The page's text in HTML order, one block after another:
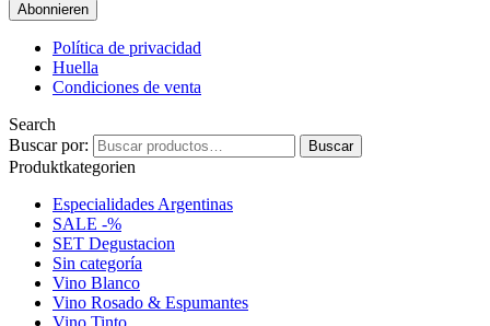
Política de privacidad
Huella
Condiciones de venta
Search
Buscar por:
Buscar
Produktkategorien
Especialidades Argentinas
SALE -%
SET Degustacion
Sin categoría
Vino Blanco
Vino Rosado & Espumantes
Vino Tinto